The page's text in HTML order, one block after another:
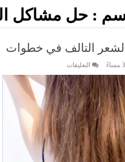
:حل مشاكل
التالف في خطوات
التعليقات
مشاكل
الشعر
التالف
في
خطوات
مغلقة